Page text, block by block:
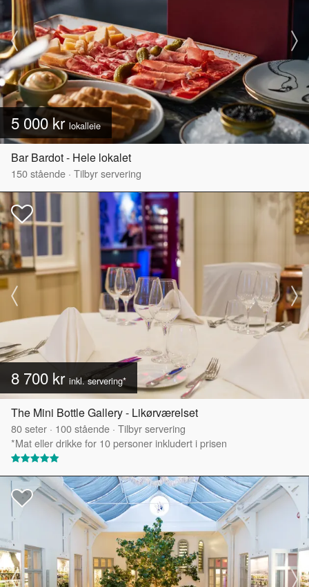
5 000 krlokalleie
Bar Bardot - Hele lokalet
150stående · Tilbyr servering
8 700 kr inkl. servering*
The Mini Bottle Gallery - Likørværelset
80seter · 100stående · Tilbyr servering
*Mat eller drikke for 10 personer inkludert i prisen